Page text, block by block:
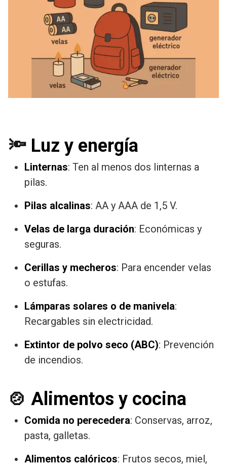
🔦 Luz y energía
Linternas: Ten al menos dos linternas a
pilas.
Pilas alcalinas: AA y AAA de 1,5 V.
Velas de larga duración: Económicas y
seguras.
Cerillas y mecheros: Para encender velas
o estufas.
Lámparas solares o de manivela:
Recargables sin electricidad.
Extintor de polvo seco (ABC): Prevención
de incendios.
🍲 Alimentos y cocina
Comida no perecedera: Conservas, arroz,
pasta, galletas.
Alimentos calóricos: Frutos secos, miel,